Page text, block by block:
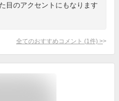
目のアクセントにもなります
全てのおすすめコメント (1 件) >